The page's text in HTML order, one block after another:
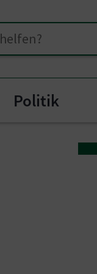
for
Politik